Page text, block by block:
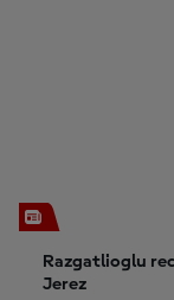
Razgatlioglu
Jerez